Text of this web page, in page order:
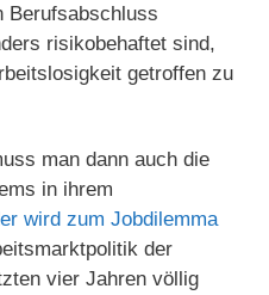
Berufsabschluss
risikobehaftet sind,
getroffen zu
man dann auch die
in ihrem
wird zum Jobdilemma
der
vier Jahren völlig